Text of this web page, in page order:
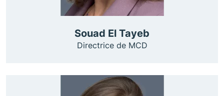
Souad El Tayeb
Directrice de MCD